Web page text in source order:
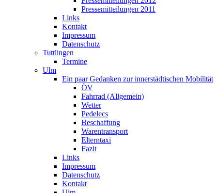
Pressemitteilungen 2011
Links
Kontakt
Impressum
Datenschutz
Tuttlingen
Termine
Ulm
Ein paar Gedanken zur innerstädtischen Mobilität
ÖV
Fahrrad (Allgemein)
Wetter
Pedelecs
Beschaffung
Warentransport
Elterntaxi
Fazit
Links
Impressum
Datenschutz
Kontakt